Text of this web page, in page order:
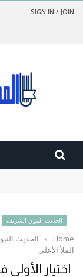
SIGN IN / JOIN
الحديث النبوي الشريف
Home
› الحديث
الملأ الأعلى
اختيار